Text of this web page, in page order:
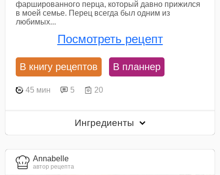
фаршированного перца, который давно прижился
в моей семье. Перец всегда был одним из
любимых...
Посмотреть рецепт
В книгу рецептов В планнер
45 мин 5 20
Ингредиенты
Annabelle
автор рецепта